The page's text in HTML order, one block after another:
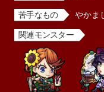
苦手なもの やかま
関連モンスター